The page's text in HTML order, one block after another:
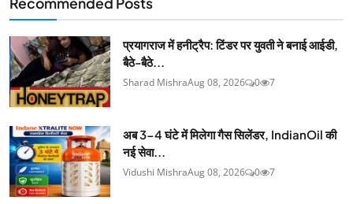
Recommended Posts
प्रयागराज में हनीट्रैप: टिंडर पर युवती ने बनाई आईडी,
बैठे-बैठे...
Sharad MishraAug 08, 2026 0 7
अब 3-4 घंटे में मिलेगा गैस सिलेंडर, IndianOil की
नई सेवा...
Vidushi MishraAug 08, 2026 0 7